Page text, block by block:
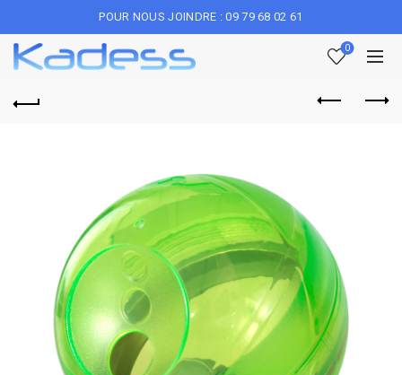
POUR NOUS JOINDRE : 09 79 68 02 61
0